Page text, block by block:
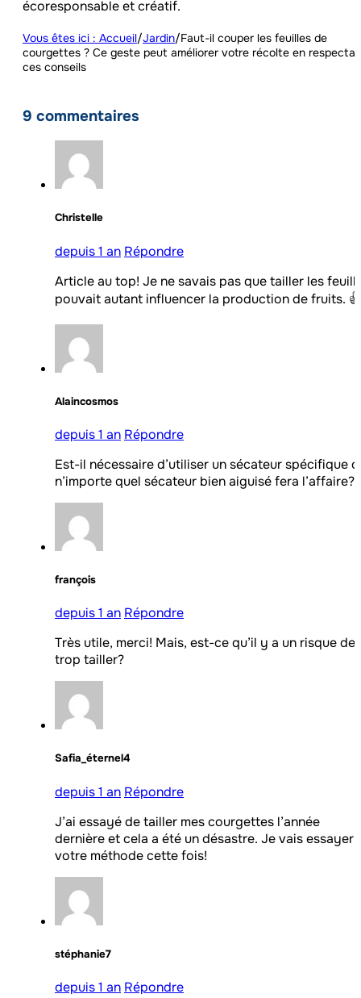
écoresponsable et créatif.
Vous êtes ici : Accueil/Jardin/Faut-il couper les feuilles de
courgettes ? Ce geste peut améliorer votre récolte en
ces conseils
9 commentaires
Christelle
depuis 1 an Répondre
Article au top! Je ne savais pas que tailler les
pouvait autant influencer la production de fruits. 👍
Alaincosmos
depuis 1 an Répondre
Est-il nécessaire d’utiliser un sécateur spécifique
n’importe quel sécateur bien aiguisé fera l’affaire?
françois
depuis 1 an Répondre
Très utile, merci! Mais, est-ce qu’il y a un risque de
trop tailler?
Safia_éternel4
depuis 1 an Répondre
J’ai essayé de tailler mes courgettes l’année
dernière et cela a été un désastre. Je vais essayer
votre méthode cette fois!
stéphanie7
depuis 1 an Répondre